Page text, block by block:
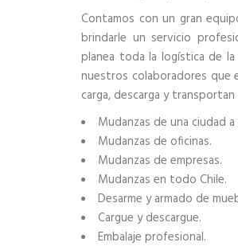
Contamos con un gran
brindarle un servicio
planea toda la logística de
nuestros colaboradores que
carga, descarga y
Mudanzas de una ciudad
Mudanzas de oficinas.
Mudanzas de empresas.
Mudanzas en todo Chile.
Desarme y armado de
Cargue y descargue.
Embalaje profesional.